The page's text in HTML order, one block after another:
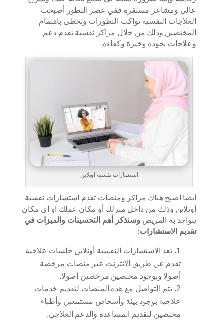
عالي ومشاعر مستقرة ففي عصر التطور أصبحت
العلاجات النفسية تواكب التطورات وتحظى باهتمام
المختصين وذلك من خلال مراكز نفسية تقدم دعم
وعلاجات بجودة وخبرة وكفاءة.
استشارات نفسية اونلاين
أيضا اصبح هناك مراكز ومنصات تقدم استشارات نفسية
أونلاين وذلك من داخل منزلك أو مكان عملك او أي مكان
يتواجد به المريض وسنذكر أهم التحسينات والميزات في
تقديم الاستشارات:
تعد الاستشارات النفسية أونلاين جلسات علاجية
تقدم عن طريق الانترنت عبر منصات مرخصة
أصولا وبوجود مختصين مرخصين أصولا.
يتم التواصل مع هذه المنصات لتقديم خدمات
علاجية بوجود بيئة وأشخاص مستمعين وأطباء
مختصين لتقديم المساعدة والدعم العلاجي.